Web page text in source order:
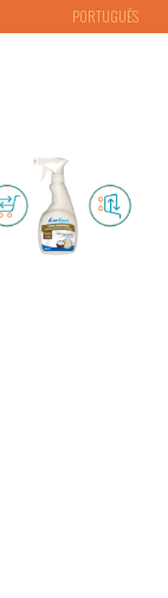
PORTUGUÊS